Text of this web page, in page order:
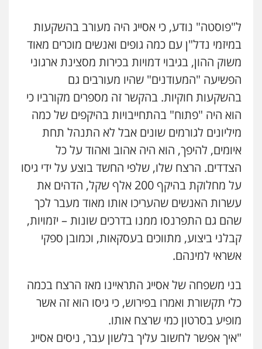
עו"ד זוהר ארבל
פלילי פשיעה חמורה מעצרים וחקירות
קטינים
0538788878
עו"ד אסף דוק
פלילי עבירות מין סמים והימורים פשיעה
חמורה חקירות ומעצרים צווארון לבן והונאה
ל"פוסטה" נודע, כי אסייג היה מעורב בהשקעות
במיזמי נדל"ן עם כמה גופים ואנשים מוכרים מאוד
משוק ההון, בגיבוי דמויות בכירות מסצינת ארגוני
הפשיעה "המעודנים" שהיו מעורבים גם
בהשקעות חוקיות. בהקשר זה מספרים מקורביו כי
הוא היה "פתוח" בהתחייבויות בהיקפים של כמה
מיליונים לגורמים שונים אבל לא התנהל תחת
איומים, להיפך, הוא היה אהוב ואהוד על כל
הצדדים. הרצח שלו, שלפי החשד בוצע על ידי גיסו
על מחלוקת בהיקף 200 אלף שקל, הדהים את
עשרות האנשים שהעריכו אותו מאוד מעבר לכך
שהם גם התפרנסו ממנו בדרכים שונות – יזמויות,
קבלני ביצוע, מתווכים בעסקאות, וכמובן ספקי
אשראי למינהם.
בני משפחה של אסייג התראיינו מאז הרצח בכמה
כלי תקשורת ואמרו בפירוש, כי גיסו הוא זה אשר
מופיע בסרטון כמי שרצח אותו.
"איך אפשר לחשוב עליך בלשון עבר, ניסים אסייג